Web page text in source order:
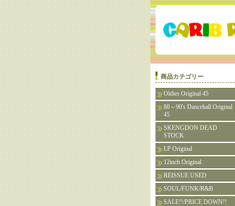
商品カテゴリー
Oldies Original 45
80～90's Dancehall Original
45
SKENGDON DEAD
STOCK
LP Original
12inch Original
REISSUE USED
SOUL/FUNK/R&B
SALE!!/PRICE DOWN!!